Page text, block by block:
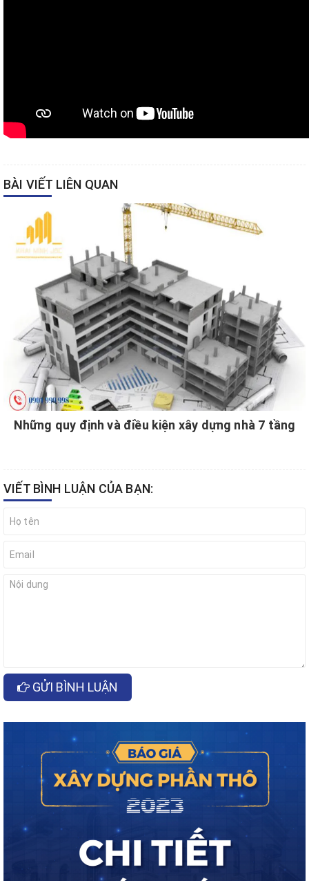
BÀI VIẾT LIÊN QUAN
Những quy định và điều kiện xây dựng nhà 7 tầng
VIẾT BÌNH LUẬN CỦA BẠN:
GỬI BÌNH LUẬN